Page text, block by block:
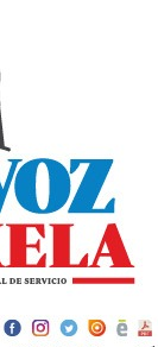
La Voz de Xela
Estafa
MC